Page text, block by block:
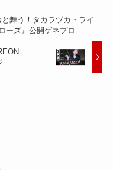
と舞う！タカラヅカ・ライ
ーズ』公開ゲネプロ